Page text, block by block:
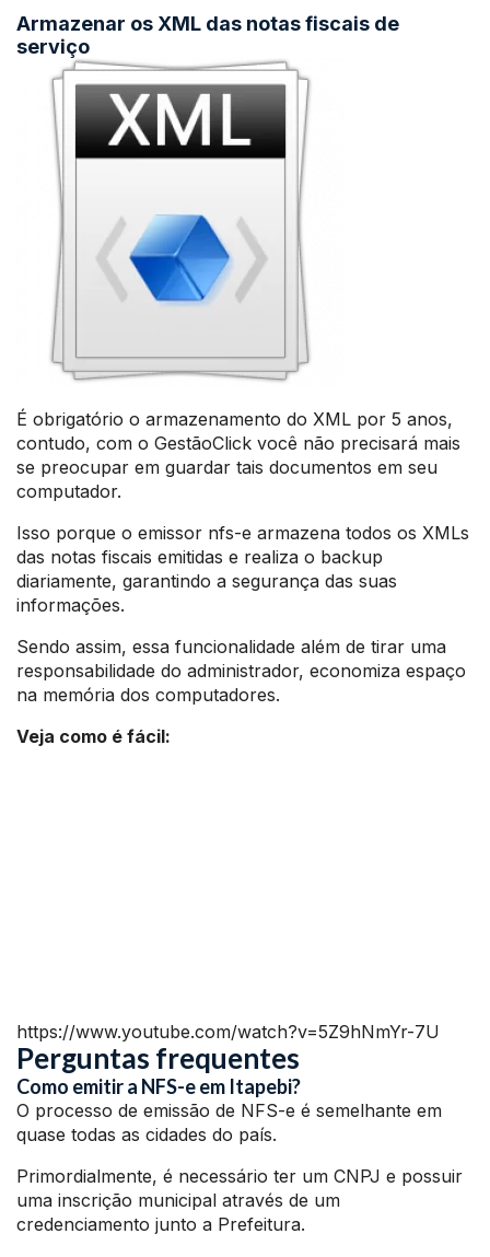
Armazenar os XML das notas fiscais de
serviço
É obrigatório o armazenamento do XML por 5 anos,
contudo, com o GestãoClick você não precisará mais
se preocupar em guardar tais documentos em seu
computador.
Isso porque o emissor nfs-e armazena todos os XMLs
das notas fiscais emitidas e realiza o backup
diariamente, garantindo a segurança das suas
informações.
Sendo assim, essa funcionalidade além de tirar uma
responsabilidade do administrador, economiza espaço
na memória dos computadores.
Veja como é fácil:
https://www.youtube.com/watch?v=5Z9hNmYr-7U
Perguntas frequentes
Como emitir a NFS-e em Itapebi?
O processo de emissão de NFS-e é semelhante em
quase todas as cidades do país.
Primordialmente, é necessário ter um CNPJ e possuir
uma inscrição municipal através de um
credenciamento junto a Prefeitura.